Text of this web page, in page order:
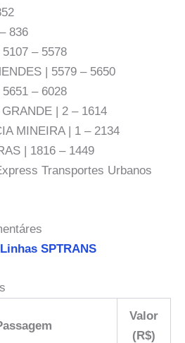
836
– 5578
| 5579 – 5650
– 6028
| 2 – 1614
MINEIRA | 1 – 2134
| 1816 – 1449
Transportes Urbanos
SPTRANS
Valor
(R$)